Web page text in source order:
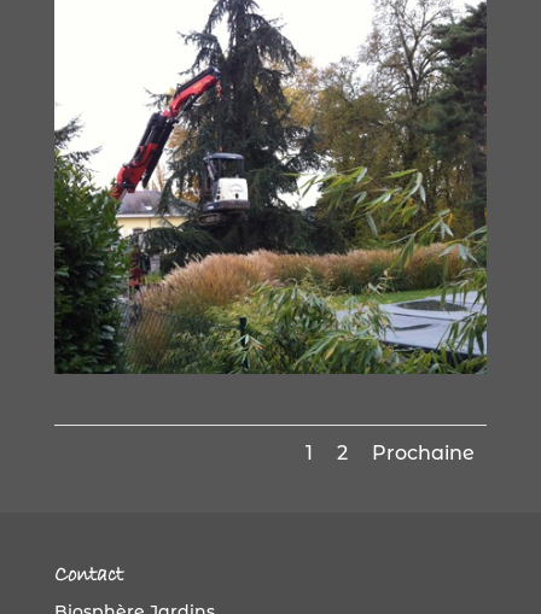
1 2 Prochaine
Contact